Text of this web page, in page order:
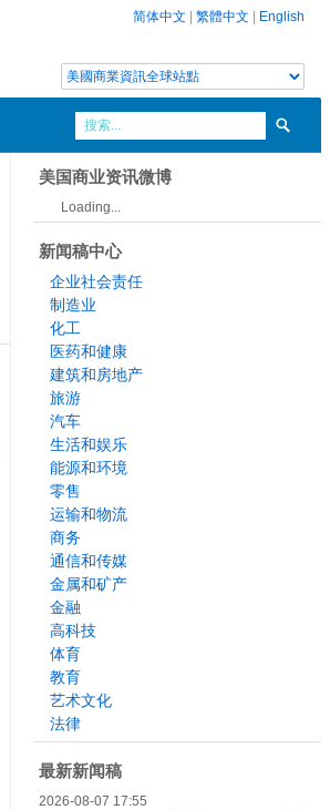
简体中文 繁體中文 English
美国商业资讯微博
Loading...
新闻稿中心
企业社会责任
制造业
化工
医药和健康
建筑和房地产
旅游
汽车
生活和娱乐
能源和环境
零售
运输和物流
商务
通信和传媒
金属和矿产
金融
高科技
体育
教育
艺术文化
法律
最新新闻稿
2026-08-07 17:55